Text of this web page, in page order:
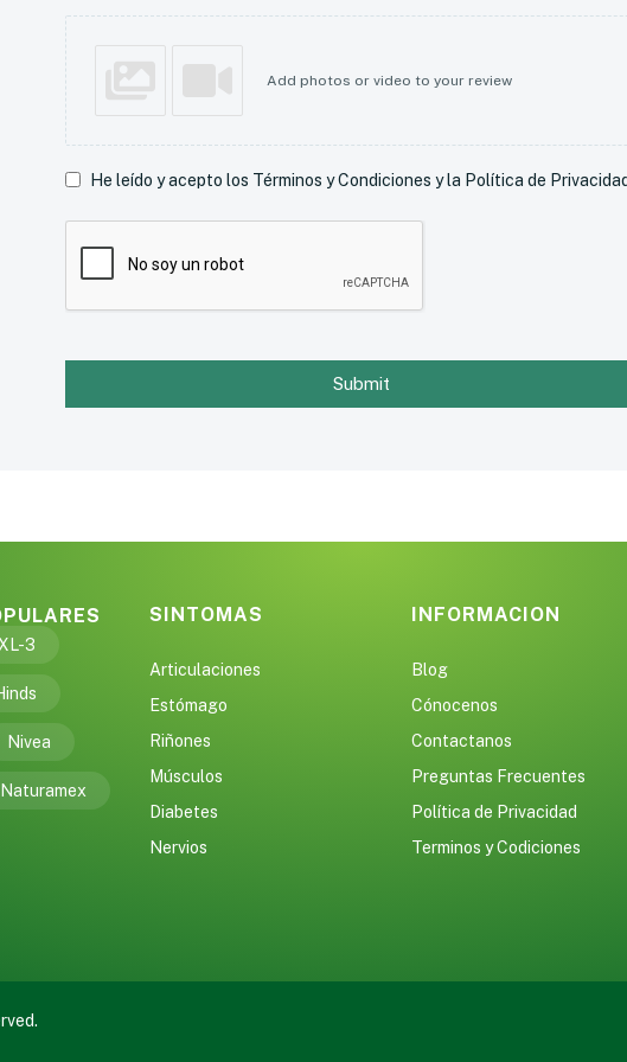
Add photos or video to your review
He leído y acepto los Términos y Condiciones y la Política de
Submit
XL-3
Nivea
Naturamex
SINTOMAS
Articulaciones
Estómago
Riñones
Músculos
Diabetes
Nervios
INFORMACION
Blog
Cónocenos
Contactanos
Preguntas Frecuentes
Política de Privacidad
Terminos y Codiciones